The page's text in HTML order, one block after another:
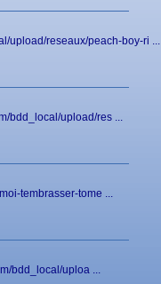
upload/reseaux/peach-boy-ri ...
bdd_local/upload/res ...
tembrasser-tome ...
bdd_local/uploa ...